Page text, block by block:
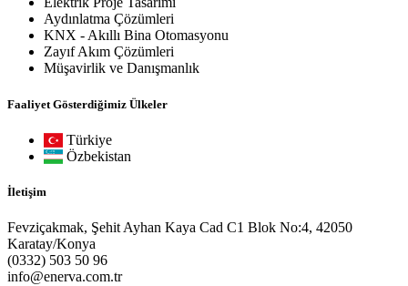
Aydınlatma Çözümleri
KNX - Akıllı Bina Otomasyonu
Zayıf Akım Çözümleri
Müşavirlik ve Danışmanlık
Faaliyet Gösterdiğimiz Ülkeler
Türkiye
Özbekistan
İletişim
Fevziçakmak, Şehit Ayhan Kaya Cad C1 Blok No:4, 42050
Karatay/Konya
(0332) 503 50 96
info@enerva.com.tr